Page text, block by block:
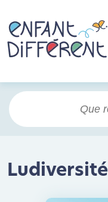
Ludiversité